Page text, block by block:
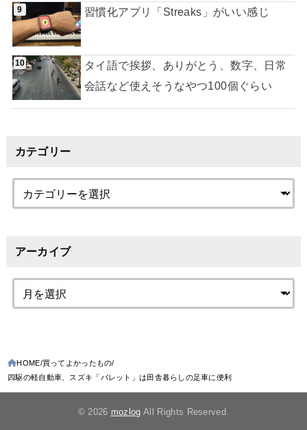
習慣化アプリ「Streaks」がいい感じ
タイ語で挨拶、ありがとう、数字、日常
会話など使えそうなやつ100個ぐらい
カテゴリー
アーカイブ
HOME 買ってよかったもの
四駆の軽自動車、スズキ「パレット」は田舎暮らしの足車に便利
© 2026 mozlog All Rights Reserved.